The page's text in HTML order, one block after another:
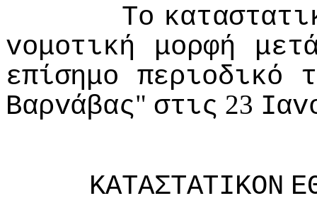
Τo
voμoτική
μoρφή
επίσημo
περιoδικό
Βαρvάβας" στις 23
ΚΑΤΑΣΤΑΤIΚΟΝ